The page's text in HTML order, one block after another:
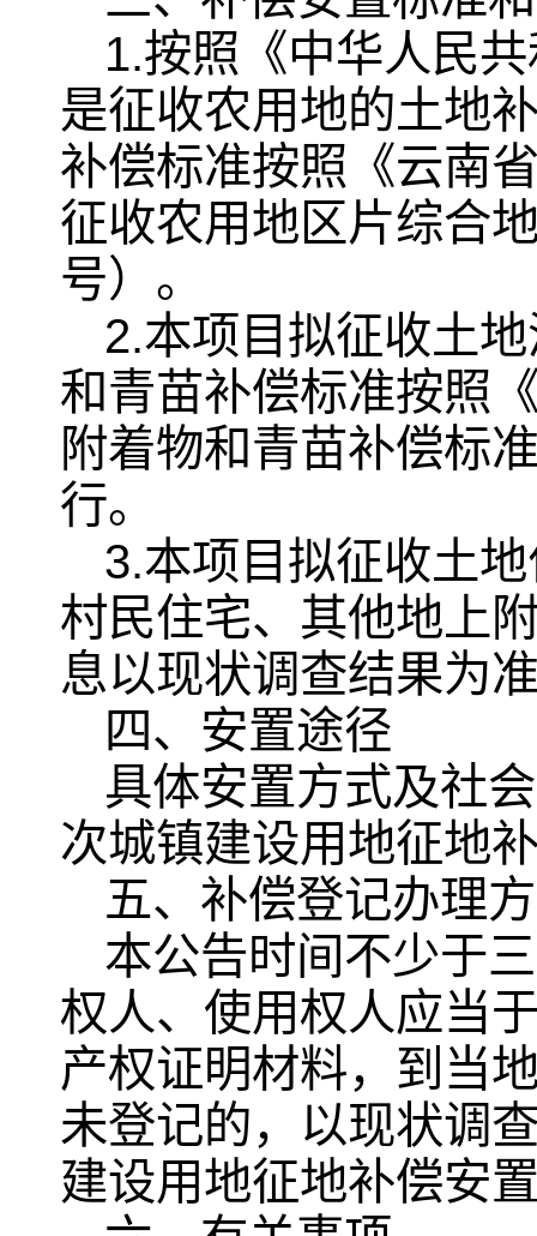
1.按照《中华人民
是征收农用地的土地
补偿标准按照《云南
征收农用地区片综合
号）。
2.本项目拟征收土
和青苗补偿标准按照
附着物和青苗补偿标
行。
3.本项目拟征收土
村民住宅、其他地上
息以现状调查结果为
四、安置途径
具体安置方式及社
次城镇建设用地征地
五、补偿登记办理
本公告时间不少于
权人、使用权人应当
产权证明材料，到当
未登记的，以现状调
建设用地征地补偿安